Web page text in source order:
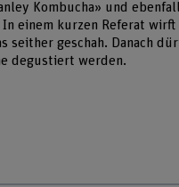
Kombucha» und
einem kurzen Referat wirft
seither geschah. Danach
degustiert werden.